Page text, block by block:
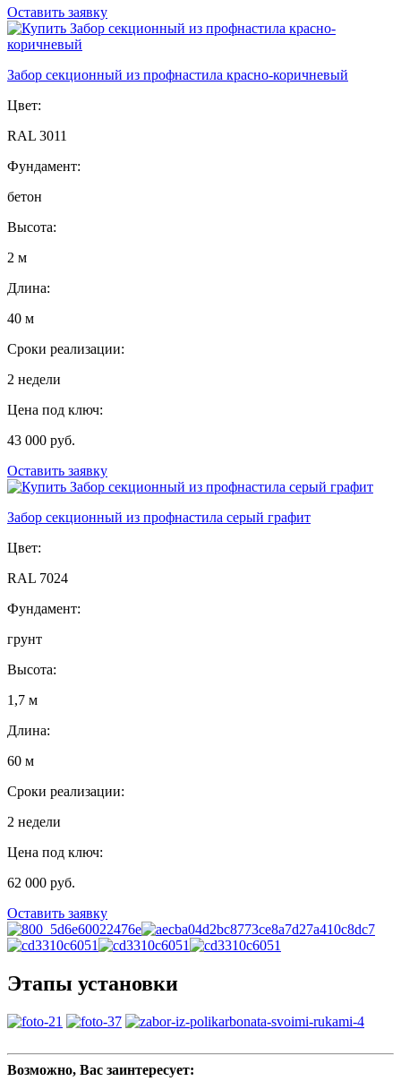
Оставить заявку
Забор секционный из профнастила красно-коричневый
Цвет:
RAL 3011
Фундамент:
бетон
Высота:
2 м
Длина:
40 м
Сроки реализации:
2 недели
Цена под ключ:
43 000 руб.
Оставить заявку
Забор секционный из профнастила серый графит
Цвет:
RAL 7024
Фундамент:
грунт
Высота:
1,7 м
Длина:
60 м
Сроки реализации:
2 недели
Цена под ключ:
62 000 руб.
Оставить заявку
Этапы установки
Возможно, Вас заинтересует: